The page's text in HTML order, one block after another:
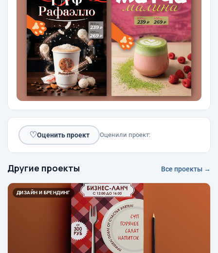
♡Оценить проект Оценили проект:
Другие проекты Все проекты →
ДИЗАЙН И БРЕНДИНГ